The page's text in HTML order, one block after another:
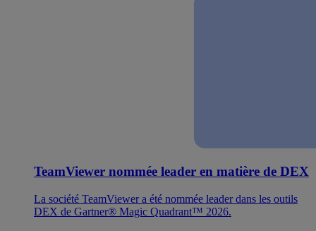
TeamViewer nommée leader en matière de DEX
La société TeamViewer a été nommée leader dans les outils
DEX de Gartner® Magic Quadrant™ 2026.